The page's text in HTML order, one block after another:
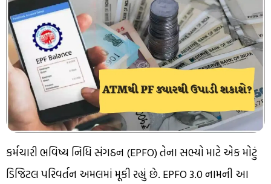
કર્મચારી ભવિષ્ય નિધિ સંગઠન (EPFO) તેના સભ્યો માટે એક મોટું
ડિજિટલ પરિવર્તન અમલમાં મૂકી રહ્યું છે. EPFO ​​3.0 નામની આ